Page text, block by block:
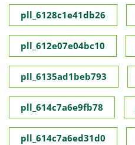
pll_6128c1e41db26
pll_612e07e04bc10
pll_6135ad1beb793
pll_614c7a6e9fb78
pll_614c7a6ed31d0